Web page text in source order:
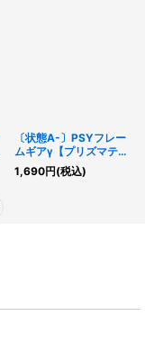
〔状態A-〕PSYフレー
ムギアγ【プリズマティ
ックシークレット】
{LOCR-JP055}《モン
1,690円(税込)